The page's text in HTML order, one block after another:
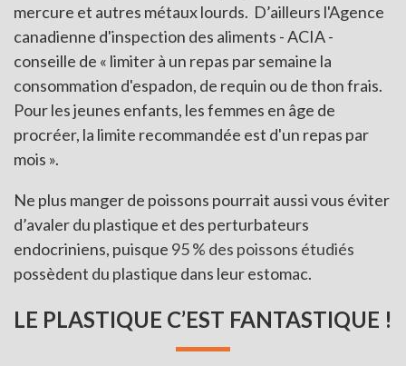
mercure et autres métaux lourds. D’ailleurs l'Agence
canadienne d'inspection des aliments - ACIA -
conseille de « limiter à un repas par semaine la
consommation d'espadon, de requin ou de thon frais.
Pour les jeunes enfants, les femmes en âge de
procréer, la limite recommandée est d'un repas par
mois ».
Ne plus manger de poissons pourrait aussi vous éviter
d’avaler du plastique et des perturbateurs
endocriniens, puisque 95 % des poissons étudiés
possèdent du plastique dans leur estomac.
LE PLASTIQUE C’EST FANTASTIQUE !